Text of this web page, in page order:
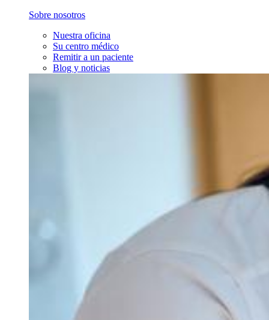
Sobre nosotros
Nuestra oficina
Su centro médico
Remitir a un paciente
Blog y noticias